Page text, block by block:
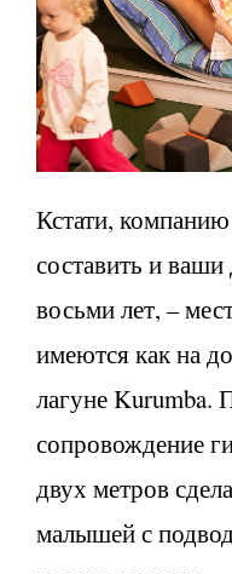
Кстати,
составить и
восьми лет, –
имеются как на
лагуне Kurumba.
сопровождение
двух метров
малышей с